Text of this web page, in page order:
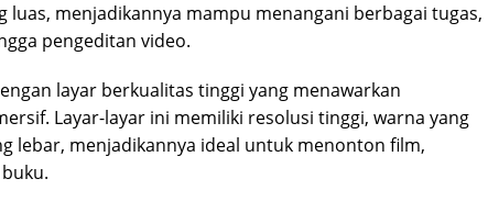
luas, menjadikannya mampu menangani berbagai tugas,
pengeditan video.
layar berkualitas tinggi yang menawarkan
Layar-layar ini memiliki resolusi tinggi, warna yang
lebar, menjadikannya ideal untuk menonton film,